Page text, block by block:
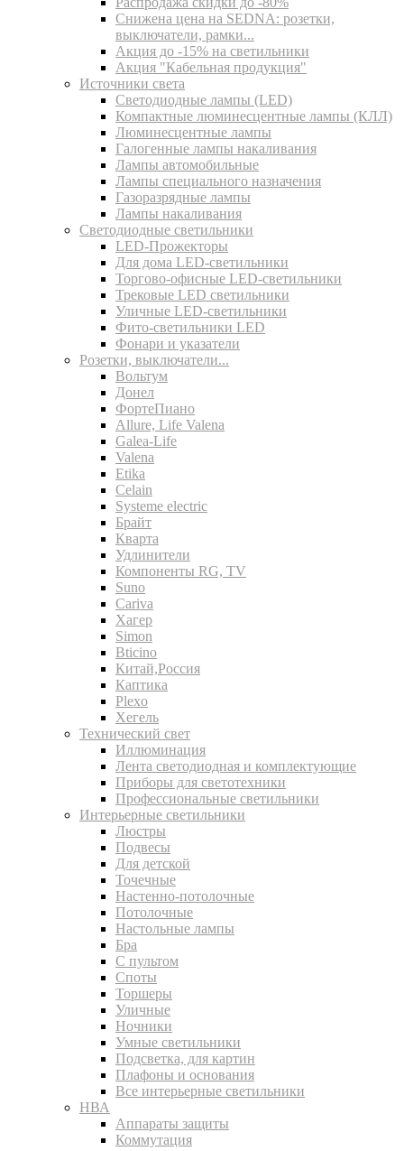
Cнижена цена на SEDNA: розетки,
выключатели, рамки...
Акция до -15% на светильники
Акция "Кабельная продукция"
Источники света
Светодиодные лампы (LED)
Компактные люминесцентные лампы (КЛЛ)
Люминесцентные лампы
Галогенные лампы накаливания
Лампы автомобильные
Лампы специального назначения
Газоразрядные лампы
Лампы накаливания
Светодиодные светильники
LED-Прожекторы
Для дома LED-светильники
Торгово-офисные LED-светильники
Трековые LED светильники
Уличные LED-светильники
Фито-светильники LED
Фонари и указатели
Розетки, выключатели...
Вольтум
Донел
ФортеПиано
Allure, Life Valena
Galea-Life
Valena
Etika
Celain
Systeme electric
Брайт
Кварта
Удлинители
Компоненты RG, TV
Suno
Cariva
Хагер
Simon
Bticino
Китай,Россия
Каптика
Plexo
Хегель
Технический свет
Иллюминация
Лента светодиодная и комплектующие
Приборы для светотехники
Профессиональные светильники
Интерьерные светильники
Люстры
Подвесы
Для детской
Точечные
Настенно-потолочные
Потолочные
Настольные лампы
Бра
С пультом
Споты
Торшеры
Уличные
Ночники
Умные светильники
Подсветка, для картин
Плафоны и основания
Все интерьерные светильники
НВА
Аппараты защиты
Коммутация